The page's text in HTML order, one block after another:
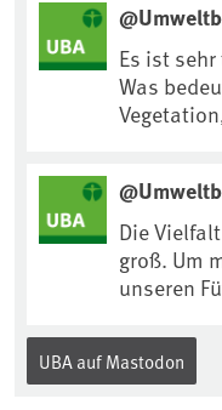
https://
Es ist
Was
weitere
Die
groß. Um
unseren
„Boden
UBA auf Mastodon